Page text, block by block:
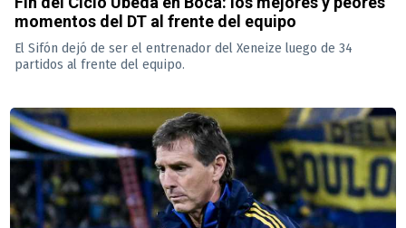
momentos del DT al frente del equipo
El Sifón dejó de ser el entrenador del Xeneize luego de 34
partidos al frente del equipo.